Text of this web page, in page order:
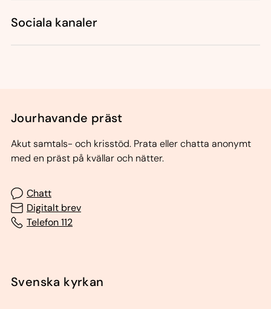
Sociala kanaler
Jourhavande präst
Akut samtals- och krisstöd. Prata eller chatta anonymt
med en präst på kvällar och nätter.
Chatt
Digitalt brev
Telefon 112
Svenska kyrkan